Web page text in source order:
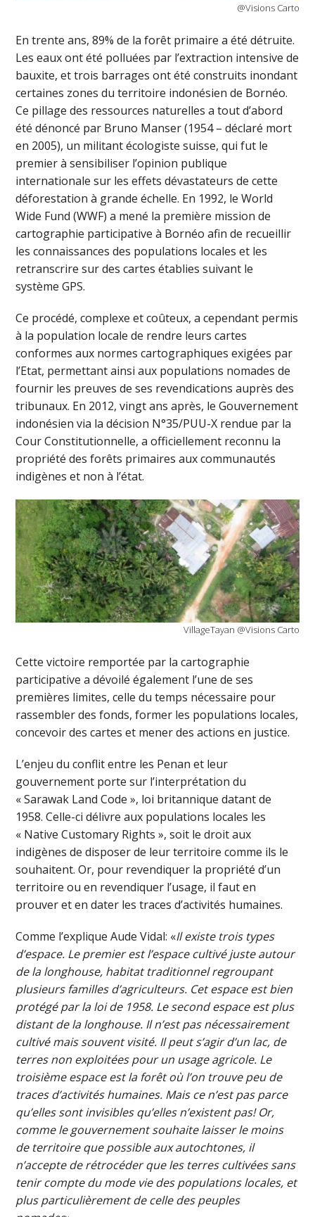
@Visions Carto
En trente ans, 89% de la forêt primaire a été détruite.
Les eaux ont été polluées par l’extraction intensive de
bauxite, et trois barrages ont été construits inondant
certaines zones du territoire indonésien de Bornéo.
Ce pillage des ressources naturelles a tout d’abord
été dénoncé par Bruno Manser (1954 – déclaré mort
en 2005), un militant écologiste suisse, qui fut le
premier à sensibiliser l’opinion publique
internationale sur les effets dévastateurs de cette
déforestation à grande échelle. En 1992, le World
Wide Fund (WWF) a mené la première mission de
cartographie participative à Bornéo afin de recueillir
les connaissances des populations locales et les
retranscrire sur des cartes établies suivant le
système GPS.
Ce procédé, complexe et coûteux, a cependant permis
à la population locale de rendre leurs cartes
conformes aux normes cartographiques exigées par
l’Etat, permettant ainsi aux populations nomades de
fournir les preuves de ses revendications auprès des
tribunaux. En 2012, vingt ans après, le Gouvernement
indonésien via la décision N°35/PUU-X rendue par la
Cour Constitutionnelle, a officiellement reconnu la
propriété des forêts primaires aux communautés
indigènes et non à l’état.
VillageTayan @Visions Carto
Cette victoire remportée par la cartographie
participative a dévoilé également l’une de ses
premières limites, celle du temps nécessaire pour
rassembler des fonds, former les populations locales,
concevoir des cartes et mener des actions en justice.
L’enjeu du conflit entre les Penan et leur
gouvernement porte sur l’interprétation du
« Sarawak Land Code », loi britannique datant de
1958. Celle-ci délivre aux populations locales les
« Native Customary Rights », soit le droit aux
indigènes de disposer de leur territoire comme ils le
souhaitent. Or, pour revendiquer la propriété d’un
territoire ou en revendiquer l’usage, il faut en
prouver et en dater les traces d’activités humaines.
Comme l’explique Aude Vidal: «Il existe trois types
d’espace. Le premier est l’espace cultivé juste autour
de la longhouse, habitat traditionnel regroupant
plusieurs familles d’agriculteurs. Cet espace est bien
protégé par la loi de 1958. Le second espace est plus
distant de la longhouse. Il n’est pas nécessairement
cultivé mais souvent visité. Il peut s’agir d’un lac, de
terres non exploitées pour un usage agricole. Le
troisième espace est la forêt où l’on trouve peu de
traces d’activités humaines. Mais ce n’est pas parce
qu’elles sont invisibles qu’elles n’existent pas! Or,
comme le gouvernement souhaite laisser le moins
de territoire que possible aux autochtones, il
n’accepte de rétrocéder que les terres cultivées sans
tenir compte du mode vie des populations locales, et
plus particulièrement de celle des peuples